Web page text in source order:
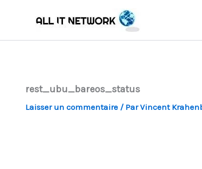
rest_ubu_bareos_status
Laisser un commentaire / ParVincent